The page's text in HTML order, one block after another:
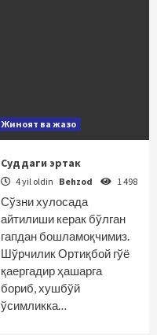
Жиноят ва жазо
Суддаги эртак
4 yil oldin Behzod 1 498
Сўзни хулосада
айтилиши керак бўлган
гапдан бошламоқчимиз.
Шўрчилик Ортиқбой гўё
қаергадир ҳашарга
бориб, хушбўй
ўсимликка…